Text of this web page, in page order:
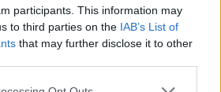
participants. This information may
to third parties on the IAB’s List of
that may further disclose it to other